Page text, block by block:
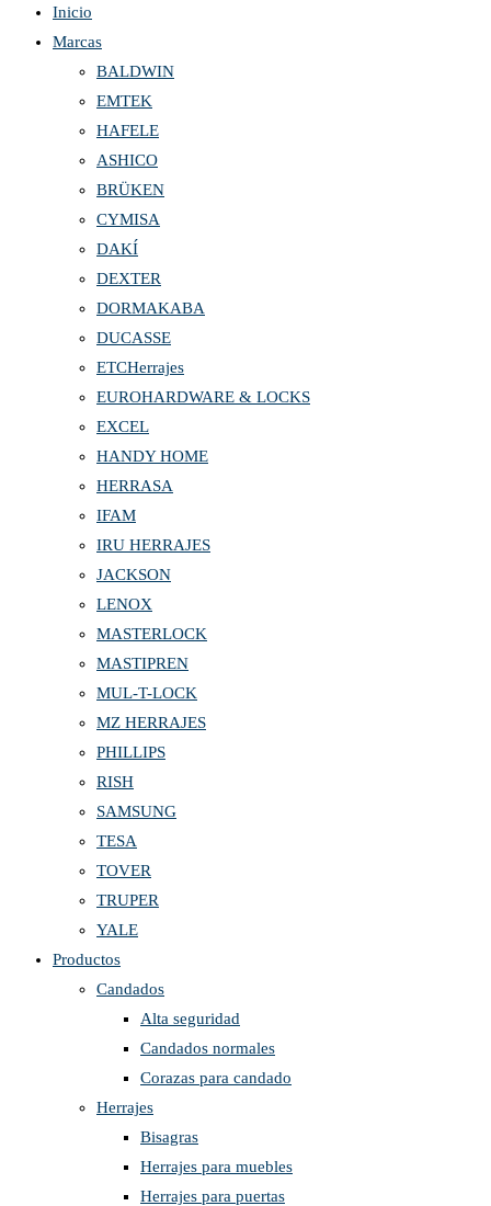
Inicio
Marcas
BALDWIN
EMTEK
HAFELE
ASHICO
BRÜKEN
CYMISA
DAKÍ
DEXTER
DORMAKABA
DUCASSE
ETCHerrajes
EUROHARDWARE & LOCKS
EXCEL
HANDY HOME
HERRASA
IFAM
IRU HERRAJES
JACKSON
LENOX
MASTERLOCK
MASTIPREN
MUL-T-LOCK
MZ HERRAJES
PHILLIPS
RISH
SAMSUNG
TESA
TOVER
TRUPER
YALE
Productos
Candados
Alta seguridad
Candados normales
Corazas para candado
Herrajes
Bisagras
Herrajes para muebles
Herrajes para puertas